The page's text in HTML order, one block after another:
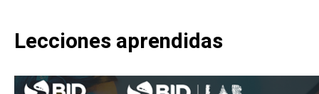
Lecciones aprendidas